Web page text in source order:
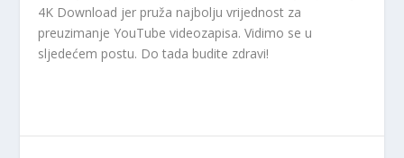
4K Download jer pruža najbolju vrijednost za
preuzimanje YouTube videozapisa. Vidimo se u
sljedećem postu. Do tada budite zdravi!